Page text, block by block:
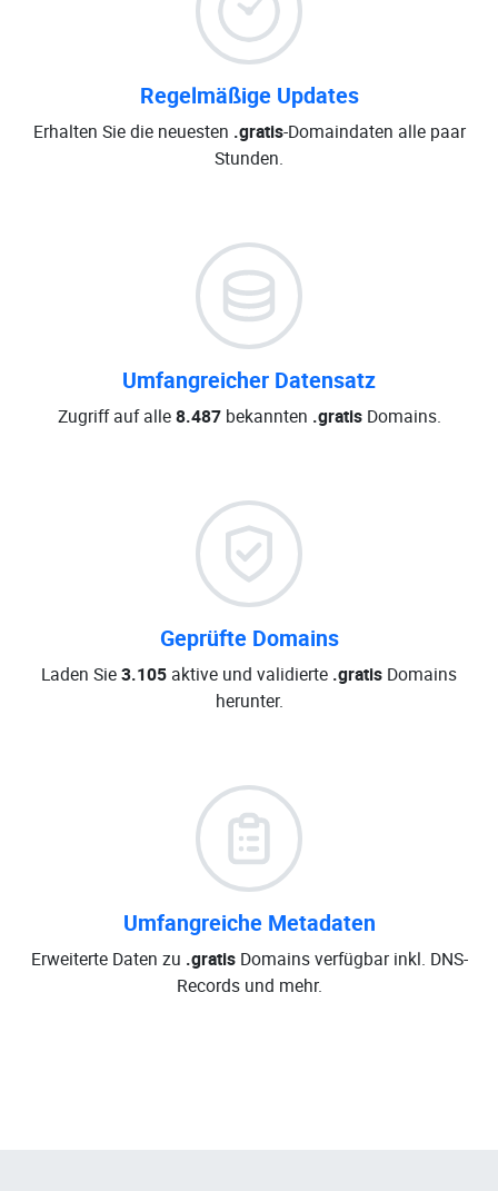
Regelmäßige Updates
Erhalten Sie die neuesten .gratis-Domaindaten alle paar
Stunden.
Umfangreicher Datensatz
Zugriff auf alle8.487bekannten .gratisDomains.
Geprüfte Domains
Laden Sie3.105 aktive und validierte .gratis Domains
herunter.
Umfangreiche Metadaten
Erweiterte Daten zu .gratisDomains verfügbar inkl. DNS-
Records und mehr.